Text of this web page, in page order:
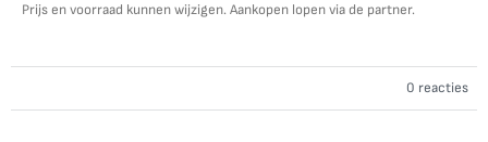
Prijs en voorraad kunnen wijzigen. Aankopen lopen via de partner.
0 reacties